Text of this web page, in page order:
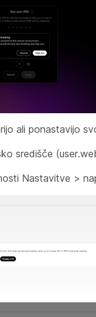
ali ponastavijo
središče
Nastavitve >